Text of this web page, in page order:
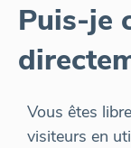
Puis-je
Vous êtes
visiteurs en